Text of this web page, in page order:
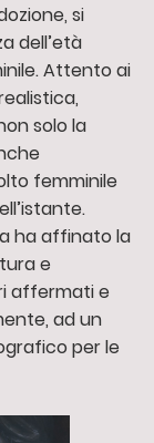
si
dell’età
Attento ai
solo la
femminile
ha affinato la
e
affermati e
ad un
per le